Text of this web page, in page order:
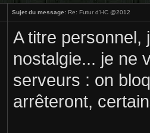
Sujet du message: Re: Futur d'HC @2012
A titre personnel,
nostalgie... je ne
serveurs : on
arrêteront,